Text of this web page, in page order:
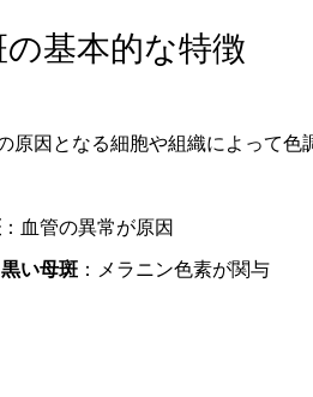
の基本的な特徴
原因となる細胞や組織によって色
：血管の異常が原因
い母斑：メラニン色素が関与